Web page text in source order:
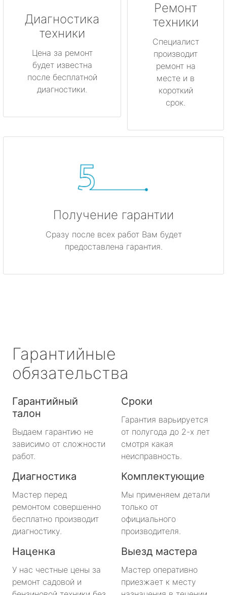
Диагностика
техники
Цена за ремонт
будет известна
после бесплатной
диагностики.
Ремонт
техники
Специалист
производит
ремонт на
месте и в
короткий
срок.
Получение гарантии
Сразу после всех работ Вам будет
предоставлена гарантия.
Гарантийные
обязательства
Гарантийный
талон
Выдаем гарантию не
зависимо от сложности
работ.
Сроки
Гарантия варьируется
от полугода до 2-х лет
смотря какая
неисправность.
Диагностика
Мастер перед
ремонтом совершенно
бесплатно производит
диагностику.
Комплектующие
Мы применяем детали
только от
официального
производителя.
Наценка
У нас честные цены за
ремонт садовой и
Выезд мастера
Мастер оперативно
приезжает к месту